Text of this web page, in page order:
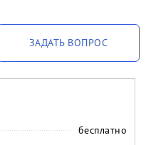
ЗАДАТЬ ВОПРОС
бесплатно